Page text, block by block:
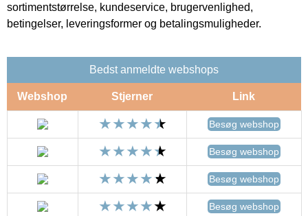
sortimentstørrelse, kundeservice, brugervenlighed,
betingelser, leveringsformer og betalingsmuligheder.
Bedst anmeldte webshops
Webshop Stjerner Link
Besøg webshop
Besøg webshop
Besøg webshop
Besøg webshop